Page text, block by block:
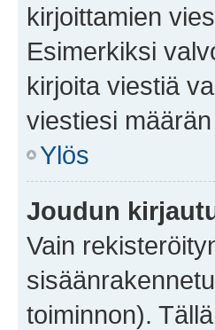
kirjoittamien
Esimerkiksi
kirjoita viestiä
viestiesi
Ylös
Joudun
Vain
toiminnon).